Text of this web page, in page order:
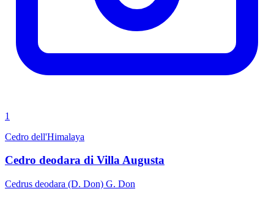
1
Cedro dell'Himalaya
Cedro deodara di Villa Augusta
Cedrus deodara (D. Don) G. Don